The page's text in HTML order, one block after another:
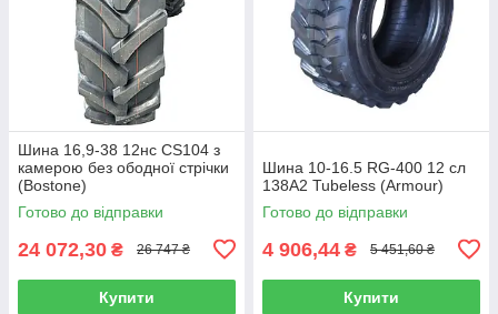
Шина 16,9-38 12нс CS104 з
камерою без ободної стрічки
(Bostone)
Готово до відправки
24 072,30 ₴ 26 747 ₴
Купити
Шина 10-16.5 RG-400 12 сл
138A2 Tubeless (Armour)
Готово до відправки
4 906,44 ₴ 5 451,60 ₴
Купити